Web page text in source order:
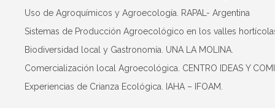
Uso de Agroquímicos y Agroecología. RAPAL- Argentina
Sistemas de Producción Agroecológico en los valles
Biodiversidad local y Gastronomía. UNA LA MOLINA.
Comercialización local Agroecológica. CENTRO IDEAS Y
Experiencias de Crianza Ecológica. IAHA – IFOAM.